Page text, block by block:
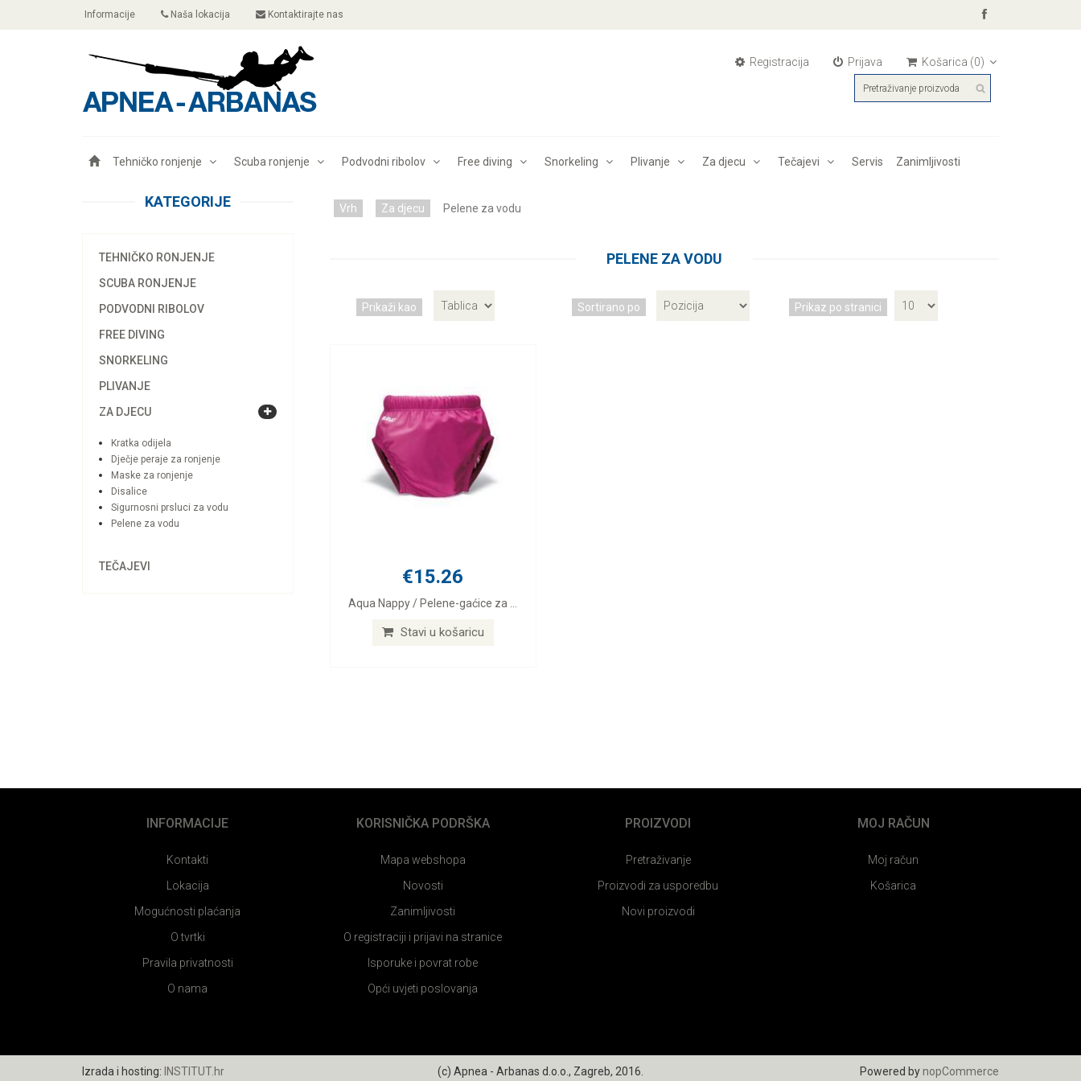
Informacije Naša lokacija Kontaktirajte nas
Registracija Prijava Košarica (0)
Tehničko ronjenje Scuba ronjenje Podvodni ribolov Free diving Snorkeling Plivanje Za djecu Tečajevi Servis Zanimljivosti
KATEGORIJE
TEHNIČKO RONJENJE
SCUBA RONJENJE
PODVODNI RIBOLOV
FREE DIVING
SNORKELING
PLIVANJE
ZA DJECU
Kratka odijela
Dječje peraje za ronjenje
Maske za ronjenje
Disalice
Sigurnosni prsluci za vodu
Pelene za vodu
TEČAJEVI
Vrh Za djecu Pelene za vodu
PELENE ZA VODU
Prikaži kao Sortirano po Prikaz po stranici
€15.26
Aqua Nappy / Pelene-gaćice za ...
Stavi u košaricu
INFORMACIJE
Kontakti
Lokacija
Mogućnosti plaćanja
O tvrtki
Pravila privatnosti
O nama
KORISNIČKA PODRŠKA
Mapa webshopa
Novosti
Zanimljivosti
O registraciji i prijavi na stranice
Isporuke i povrat robe
Opći uvjeti poslovanja
PROIZVODI
Pretraživanje
Proizvodi za usporedbu
Novi proizvodi
MOJ RAČUN
Moj račun
Košarica
Izrada i hosting: INSTITUT.hr (c) Apnea - Arbanas d.o.o., Zagreb, 2016. Powered bynopCommerce